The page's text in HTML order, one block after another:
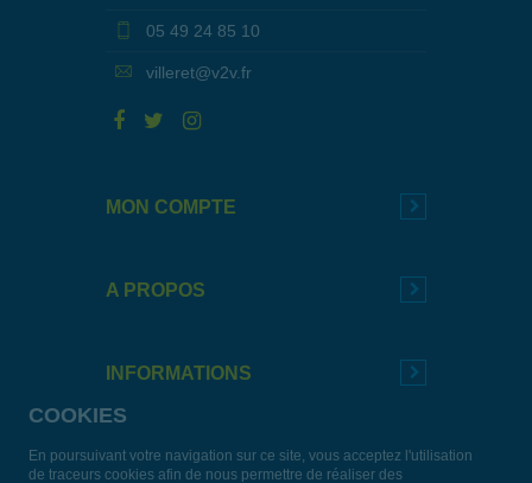
05 49 24 85 10
villeret@v2v.fr
MON COMPTE
A PROPOS
INFORMATIONS
COOKIES
En poursuivant votre navigation sur ce site, vous acceptez l'utilisation
de traceurs cookies afin de nous permettre de réaliser des